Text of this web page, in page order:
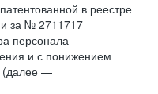
в реестре
за № 2711717
персонала
и с понижением
(далее —